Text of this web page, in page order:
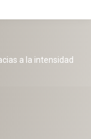
a la intensidad